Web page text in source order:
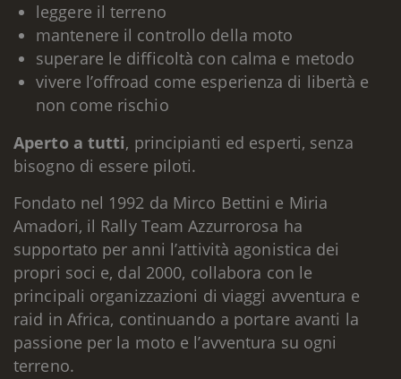
leggere il terreno
mantenere il controllo della moto
superare le difficoltà con calma e metodo
vivere l’offroad come esperienza di libertà e
non come rischio
Aperto a tutti, principianti ed esperti, senza
bisogno di essere piloti.
Fondato nel 1992 da Mirco Bettini e Miria
Amadori, il Rally Team Azzurrorosa ha
supportato per anni l’attività agonistica dei
propri soci e, dal 2000, collabora con le
principali organizzazioni di viaggi avventura e
raid in Africa, continuando a portare avanti la
passione per la moto e l’avventura su ogni
terreno.